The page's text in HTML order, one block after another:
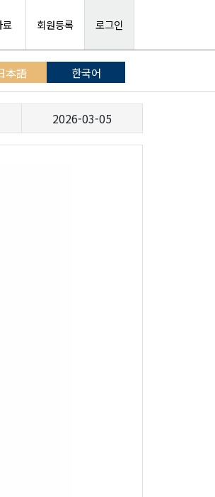
료 회원등록 로그인
本語 한국어
2026-03-05